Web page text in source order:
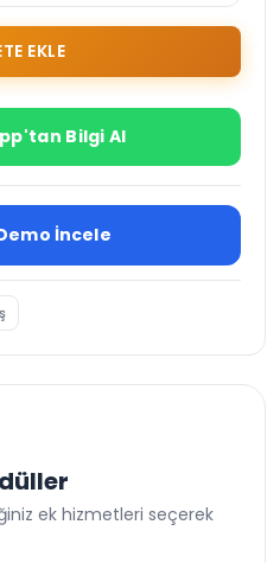
EKLE
Bilgi Al
İncele
ek hizmetleri seçerek